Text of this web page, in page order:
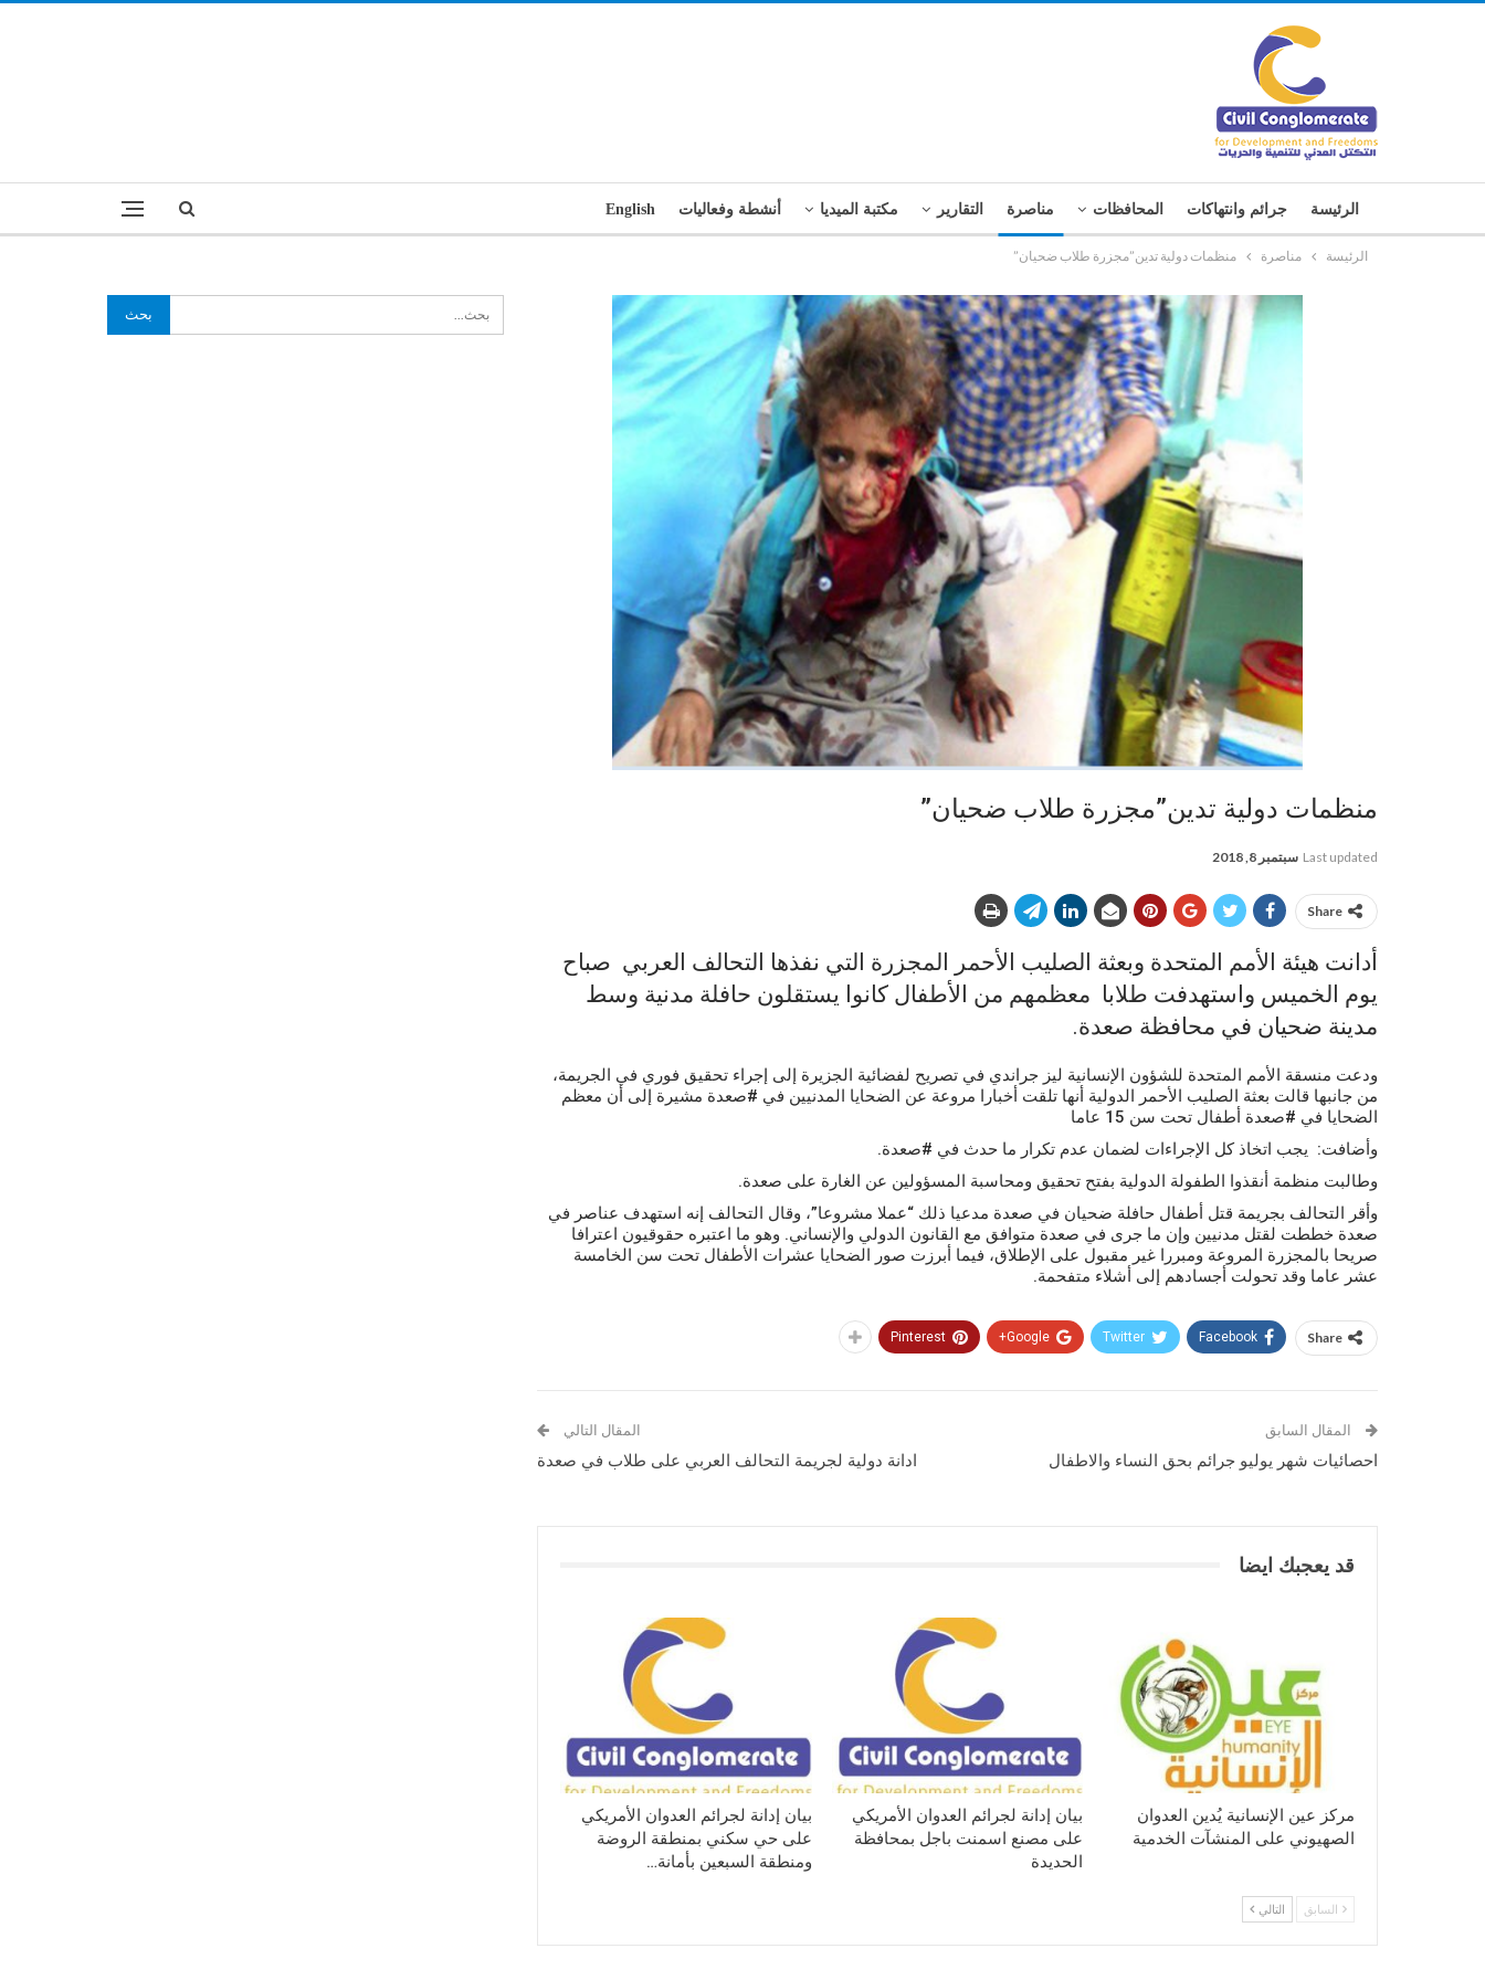
الرئيسة جرائم وانتهاكات المحافظات مناصرة التقارير مكتبة الميديا أنشطة وفعاليات English
الرئيسة مناصرة منظمات دولية تدين”مجزرة طلاب ضحيان”
منظمات دولية تدين”مجزرة طلاب ضحيان”
Last updated سبتمبر 8, 2018
Share
أدانت هيئة الأمم المتحدة وبعثة الصليب الأحمر المجزرة التي نفذها التحالف العربي صباح
يوم الخميس واستهدفت طلابا معظمهم من الأطفال كانوا يستقلون حافلة مدنية وسط
مدينة ضحيان في محافظة صعدة.
ودعت منسقة الأمم المتحدة للشؤون الإنسانية ليز جراندي في تصريح لفضائية الجزيرة إلى إجراء تحقيق فوري في الجريمة،
من جانبها قالت بعثة الصليب الأحمر الدولية أنها تلقت أخبارا مروعة عن الضحايا المدنيين في #صعدة مشيرة إلى أن معظم
الضحايا في #صعدة أطفال تحت سن 15 عاما
وأضافت: يجب اتخاذ كل الإجراءات لضمان عدم تكرار ما حدث في #صعدة.
وطالبت منظمة أنقذوا الطفولة الدولية بفتح تحقيق ومحاسبة المسؤولين عن الغارة على صعدة.
وأقر التحالف بجريمة قتل أطفال حافلة ضحيان في صعدة مدعيا ذلك “عملا مشروعا”، وقال التحالف إنه استهدف عناصر في
صعدة خططت لقتل مدنيين وإن ما جرى في صعدة متوافق مع القانون الدولي والإنساني. وهو ما اعتبره حقوقيون اعترافا
صريحا بالمجزرة المروعة ومبررا غير مقبول على الإطلاق، فيما أبرزت صور الضحايا عشرات الأطفال تحت سن الخامسة
عشر عاما وقد تحولت أجسادهم إلى أشلاء متفحمة.
Share
Facebook
Twitter
Google+
Pinterest
المقال السابق
احصائيات شهر يوليو جرائم بحق النساء والاطفال
المقال التالي
ادانة دولية لجريمة التحالف العربي على طلاب في صعدة
قد يعجبك ايضا
مركز عين الإنسانية يُدين العدوان
الصهيوني على المنشآت الخدمية
بيان إدانة لجرائم العدوان الأمريكي
على مصنع اسمنت باجل بمحافظة
الحديدة
بيان إدانة لجرائم العدوان الأمريكي
على حي سكني بمنطقة الروضة
ومنطقة السبعين بأمانة…
السابق التالي